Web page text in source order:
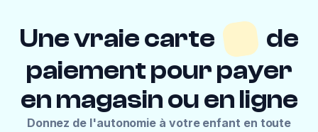
Une vraie carte
de
paiement pour payer
en magasin ou en ligne
Donnez de l'autonomie à votre enfant en toute